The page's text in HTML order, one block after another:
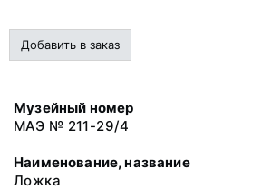
Добавить в заказ
Музейный номер
МАЭ № 211-29/4
Наименование, название
Ложка